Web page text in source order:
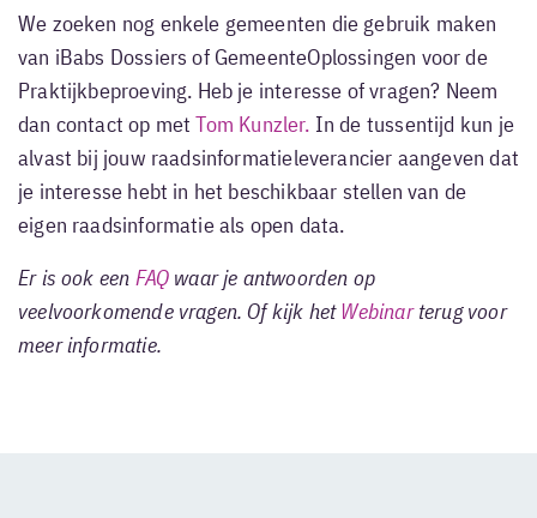
We zoeken nog enkele gemeenten die gebruik maken
van iBabs Dossiers of GemeenteOplossingen voor de
Praktijkbeproeving. Heb je interesse of vragen? Neem
dan contact op met
Tom Kunzler. In de tussentijd kun je
alvast bij jouw raadsinformatieleverancier aangeven dat
je interesse hebt in het beschikbaar stellen van de
eigen raadsinformatie als open data.
Er is ook een FAQ waar je antwoorden op
veelvoorkomende vragen. Of kijk het Webinarterug voor
meer informatie.